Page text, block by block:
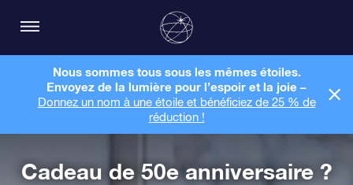
Nous sommes tous sous les mêmes étoiles.
Envoyez de la lumière pour l’espoir et la joie –
Donnez un nom à une étoile et bénéficiez de 25 % de
réduction !
Cadeau de 50e anniversaire ?